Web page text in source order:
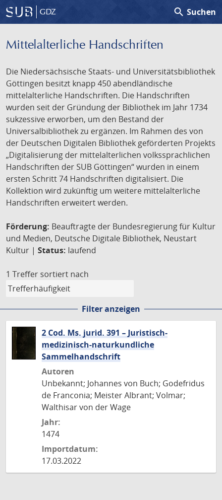
GDZ search Suchen
Mittelalterliche Handschriften
Die Niedersächsische Staats- und Universitätsbibliothek
Göttingen besitzt knapp 450 abendländische
mittelalterliche Handschriften. Die Handschriften
wurden seit der Gründung der Bibliothek im Jahr 1734
sukzessive erworben, um den Bestand der
Universalbibliothek zu ergänzen. Im Rahmen des von
der Deutschen Digitalen Bibliothek geförderten Projekts
„Digitalisierung der mittelalterlichen volkssprachlichen
Handschriften der SUB Göttingen“ wurden in einem
ersten Schritt 74 Handschriften digitalisiert. Die
Kollektion wird zukünftig um weitere mittelalterliche
Handschriften erweitert werden.
Förderung: Beauftragte der Bundesregierung für Kultur
und Medien, Deutsche Digitale Bibliothek, Neustart
Kultur | Status: laufend
1 Treffer sortiert nach
Filter anzeigen
2 Cod. Ms. jurid. 391 – Juristisch-
medizinisch-naturkundliche
Sammelhandschrift
Autoren
Unbekannt; Johannes von Buch; Godefridus
de Franconia; Meister Albrant; Volmar;
Walthisar von der Wage
Jahr:
1474
Importdatum:
17.03.2022